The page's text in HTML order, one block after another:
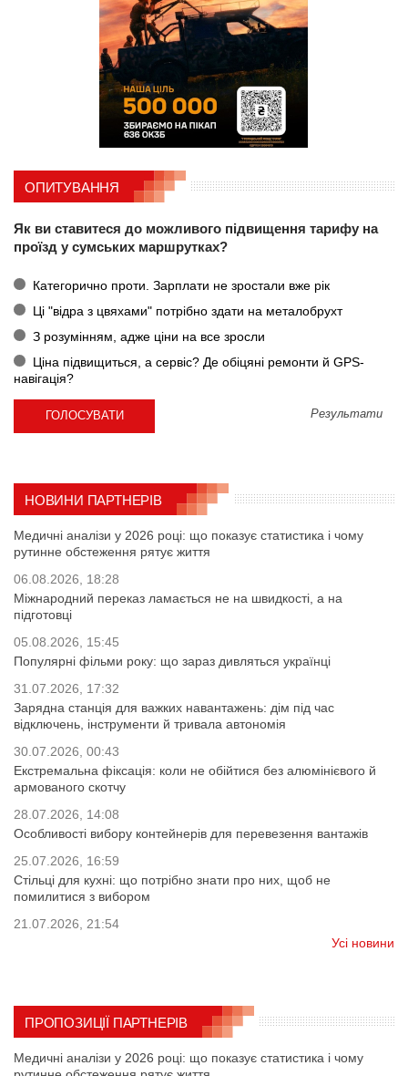
ОПИТУВАННЯ
Як ви ставитеся до можливого підвищення тарифу на
проїзд у сумських маршрутках?
Категорично проти. Зарплати не зростали вже рік
Ці "відра з цвяхами" потрібно здати на металобрухт
З розумінням, адже ціни на все зросли
Ціна підвищиться, а сервіс? Де обіцяні ремонти й GPS-
навігація?
Результати
НОВИНИ ПАРТНЕРІВ
Медичні аналізи у 2026 році: що показує статистика і чому
рутинне обстеження рятує життя
06.08.2026, 18:28
Міжнародний переказ ламається не на швидкості, а на
підготовці
05.08.2026, 15:45
Популярні фільми року: що зараз дивляться українці
31.07.2026, 17:32
Зарядна станція для важких навантажень: дім під час
відключень, інструменти й тривала автономія
30.07.2026, 00:43
Екстремальна фіксація: коли не обійтися без алюмінієвого й
армованого скотчу
28.07.2026, 14:08
Особливості вибору контейнерів для перевезення вантажів
25.07.2026, 16:59
Стільці для кухні: що потрібно знати про них, щоб не
помилитися з вибором
21.07.2026, 21:54
Усі новини
ПРОПОЗИЦІЇ ПАРТНЕРІВ
Медичні аналізи у 2026 році: що показує статистика і чому